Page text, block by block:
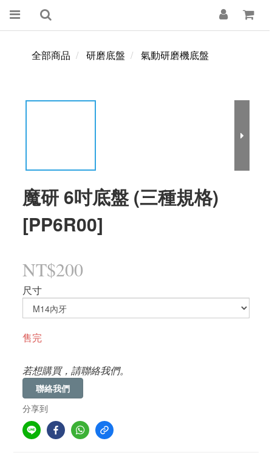
全部商品 研磨底盤 氣動研磨機底盤
魔研 6吋底盤 (三種規格)
[PP6R00]
NT$200
尺寸
售完
若想購買，請聯絡我們。
聯絡我們
分享到